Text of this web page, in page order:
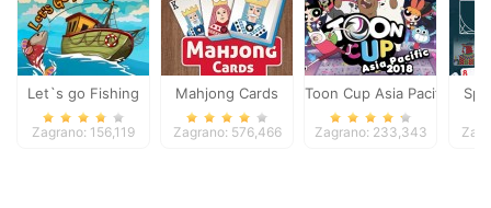
Let`s go Fishing
Zagrano: 156,119
Mahjong Cards
Zagrano: 576,466
Toon Cup Asia Pacific 2018
Zagrano: 233,343